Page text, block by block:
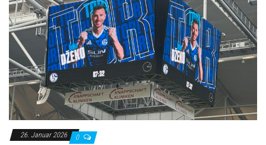
26. Januar 2026 0